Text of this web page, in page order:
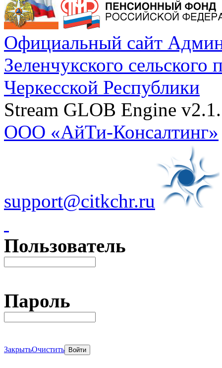
Официальный сайт
Зеленчукского сельского
Черкесской Республики
Stream GLOB Engine v2.1.
ООО «АйТи-Консалтинг»
support@citkchr.ru
Пользователь
Пароль
ЗакрытьОчистить